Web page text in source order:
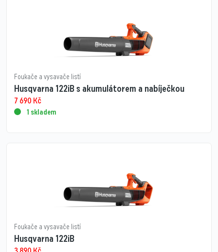
Foukače a vysavače listí
Husqvarna 122iB s akumulátorem a nabíječkou
7 690 Kč
1 skladem
Foukače a vysavače listí
Husqvarna 122iB